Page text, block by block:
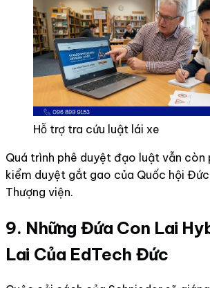
Hỗ trợ tra cứu luật lái xe
Quá trình phê duyệt đạo luật vẫn còn
kiểm duyệt gắt gao của Quốc hội
Thượng viện.
9. Những Đứa Con Lai
Lai Của EdTech Đức